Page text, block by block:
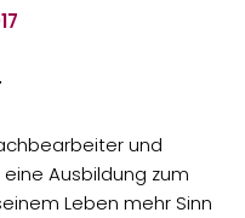
und
Ausbildung zum
Leben mehr Sinn